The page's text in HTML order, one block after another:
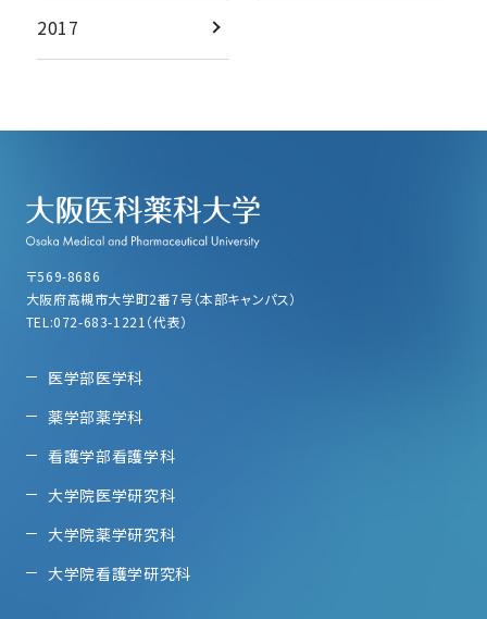
2017
〒569-8686
大阪府高槻市大学町2番7号（本部キャンパス）
TEL:072-683-1221（代表）
医学部医学科
薬学部薬学科
看護学部看護学科
大学院医学研究科
大学院薬学研究科
大学院看護学研究科